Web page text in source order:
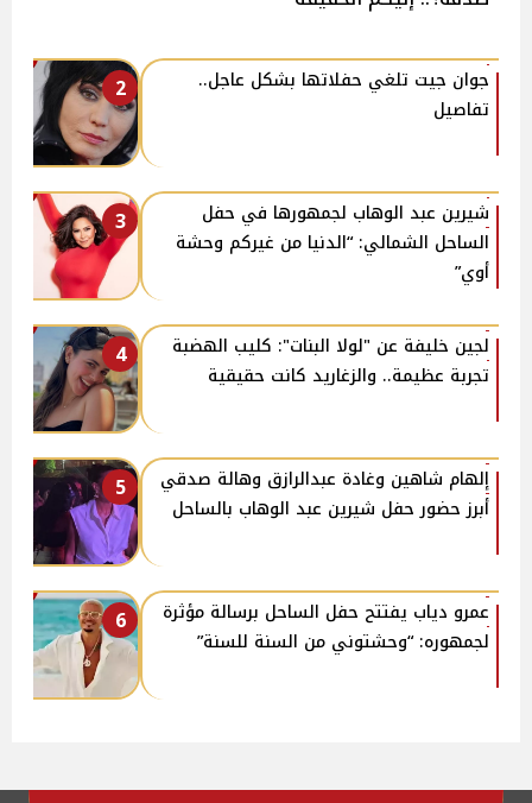
2
جوان جيت تلغي حفلاتها بشكل عاجل..
تفاصيل
3
شيرين عبد الوهاب لجمهورها في حفل
الساحل الشمالي: “الدنيا من غيركم وحشة
أوي”
4
لجين خليفة عن "لولا البنات": كليب الهضبة
تجربة عظيمة.. والزغاريد كانت حقيقية
5
إلهام شاهين وغادة عبدالرازق وهالة صدقي
أبرز حضور حفل شيرين عبد الوهاب بالساحل
6
عمرو دياب يفتتح حفل الساحل برسالة مؤثرة
لجمهوره: “وحشتوني من السنة للسنة”